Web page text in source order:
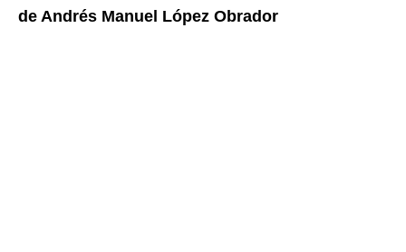
de Andrés Manuel López Obrador